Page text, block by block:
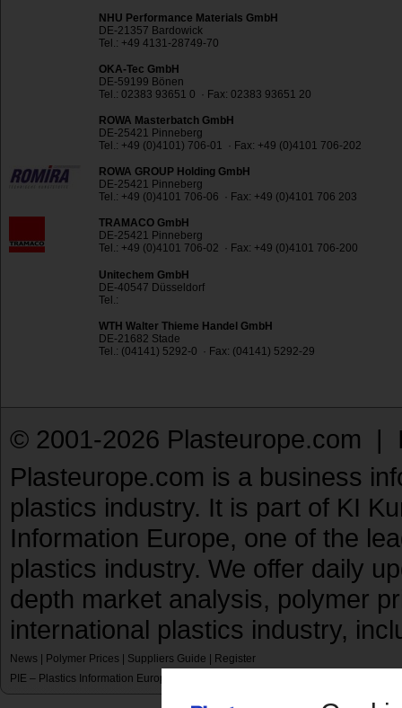
NHU Performance Materials GmbH
DE-21357 Bardowick
Tel.: +49 4131-28749-70
OKA-Tec GmbH
DE-59199 Bönen
Tel.: 02383 93651 0 · Fax: 02383 93651 20
ROWA Masterbatch GmbH
DE-25421 Pinneberg
Tel.: +49 (0)4101) 706-01 · Fax: +49 (0)4101 706-202
ROWA GROUP Holding GmbH
DE-25421 Pinneberg
Tel.: +49 (0)4101 706-06 · Fax: +49 (0)4101 706 203
TRAMACO GmbH
DE-25421 Pinneberg
Tel.: +49 (0)4101 706-02 · Fax: +49 (0)4101 706-200
Unitechem GmbH
DE-40547 Düsseldorf
Tel.:
WTH Walter Thieme Handel GmbH
DE-21682 Stade
Tel.: (04141) 5292-0 · Fax: (04141) 5292-29
© 2001-2026 Plasteurope.com |
Plasteurope.com is a business
plastics industry. It is part of KI
Information Europe, one of the
plastics industry. We offer daily
depth market analysis, polymer
international plastics industry,
News Polymer Prices Suppliers Guide
Register
PIE – Plastics Information Europe